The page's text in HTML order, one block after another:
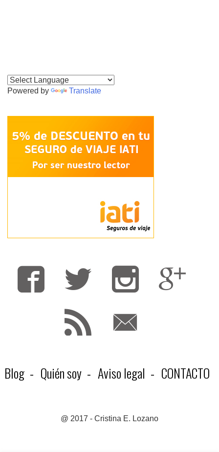
Powered by Translate
Blog Quién soy Aviso legal CONTACTO
@ 2017 - Cristina E. Lozano